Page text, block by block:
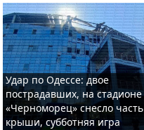
Удар по Одессе: двое
пострадавших, на стадионе
«Черноморец» снесло часть
крыши, субботняя игра